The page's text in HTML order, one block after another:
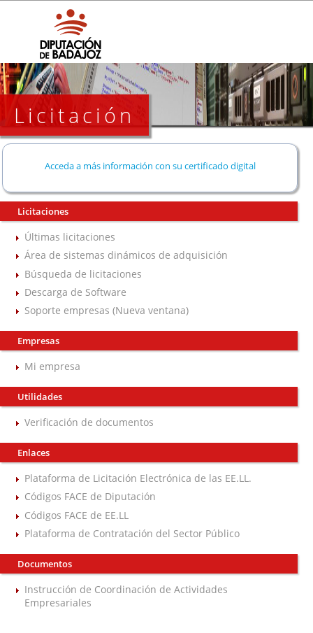
Licitación
Acceda a más información con su certificado digital
Licitaciones
Últimas licitaciones
Área de sistemas dinámicos de adquisición
Búsqueda de licitaciones
Descarga de Software
Soporte empresas (Nueva ventana)
Empresas
Mi empresa
Utilidades
Verificación de documentos
Enlaces
Plataforma de Licitación Electrónica de las EE.LL.
Códigos FACE de Diputación
Códigos FACE de EE.LL
Plataforma de Contratación del Sector Público
Documentos
Instrucción de Coordinación de Actividades
Empresariales